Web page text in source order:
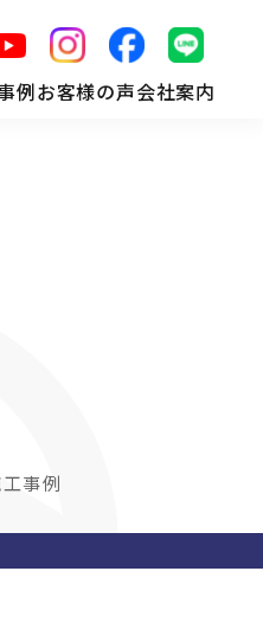
例お客様の声会社案内
事例